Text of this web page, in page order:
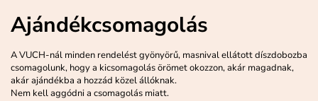
Ajándékcsomagolás
A VUCH-nál minden rendelést gyönyörű, masnival ellátott díszdobozba
csomagolunk, hogy a kicsomagolás örömet okozzon, akár magadnak,
akár ajándékba a hozzád közel állóknak.
Nem kell aggódni a csomagolás miatt.